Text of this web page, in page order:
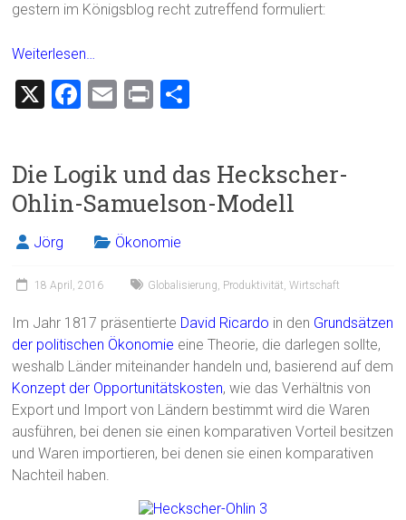
gestern im Königsblog recht zutreffend formuliert:
Weiterlesen…
X
F
b
o
ok
E
l
Pr
n
Die Logik und das Heckscher-
Ohlin-Samuelson-Modell
Jörg Ökonomie
18 April, 2016 Globalisierung, Produktivität,Wirtschaft
Im Jahr 1817 präsentierte David Ricardo in den Grundsätzen
der politischen Ökonomie eine Theorie, die darlegen sollte,
weshalb Länder miteinander handeln und, basierend auf dem
Konzept der Opportunitätskosten, wie das Verhältnis von
Export und Import von Ländern bestimmt wird die Waren
ausführen, bei denen sie einen komparativen Vorteil besitzen
und Waren importieren, bei denen sie einen komparativen
Nachteil haben.